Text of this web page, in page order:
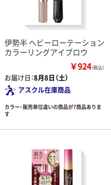
伊勢半 ヘビーローテーション
カラーリングアイブロウ
￥924（税込）
お届け日：8月8日（土）
アスクル在庫商品
カラー・販売単位違いの商品が7商品ありま
す